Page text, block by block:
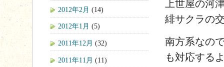
上世屋の河
緋サクラの
南方系なの
も対応する
2012年2月 (14)
2012年1月 (5)
2011年12月 (32)
2011年11月 (11)